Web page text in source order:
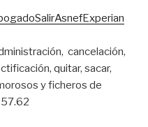
cancelación,
quitar, sacar,
y ficheros de